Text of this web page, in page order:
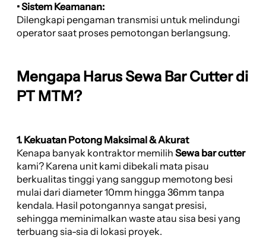
• Sistem Keamanan:
Dilengkapi pengaman transmisi untuk melindungi
operator saat proses pemotongan berlangsung.
Mengapa Harus Sewa Bar Cutter di
PT MTM?
1. Kekuatan Potong Maksimal & Akurat
Kenapa banyak kontraktor memilih Sewa bar cutter
kami? Karena unit kami dibekali mata pisau
berkualitas tinggi yang sanggup memotong besi
mulai dari diameter 10mm hingga 36mm tanpa
kendala. Hasil potongannya sangat presisi,
sehingga meminimalkan waste atau sisa besi yang
terbuang sia-sia di lokasi proyek.